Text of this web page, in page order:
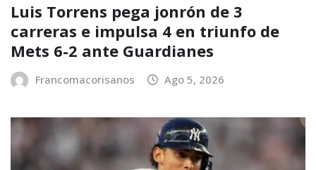
Luis Torrens pega jonrón de 3
carreras e impulsa 4 en triunfo de
Mets 6-2 ante Guardianes
Francomacorisanos Ago 5, 2026